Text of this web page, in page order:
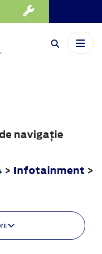
navigaţie
> Infotainment >